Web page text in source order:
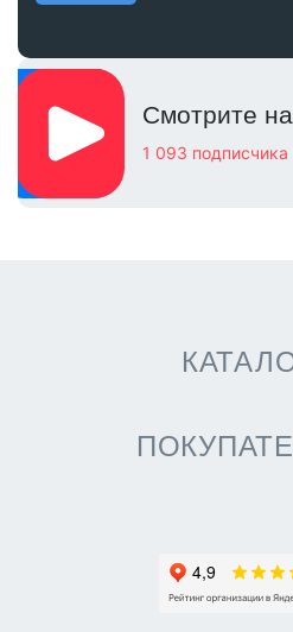
Смотрите
1 093 подписчика